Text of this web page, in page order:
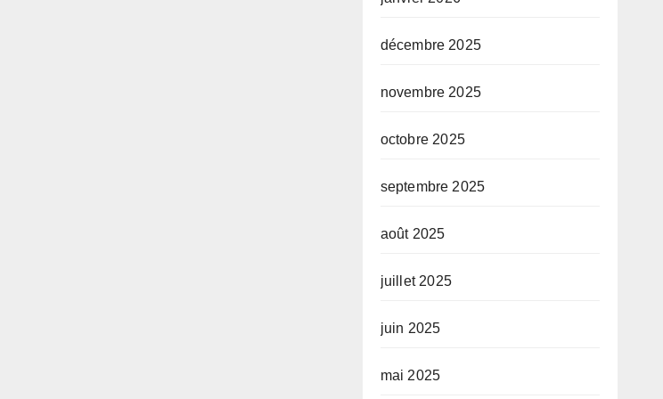
décembre 2025
novembre 2025
octobre 2025
septembre 2025
août 2025
juillet 2025
juin 2025
mai 2025